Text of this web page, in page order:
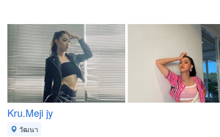
Kru.Meji jy
วัฒนา